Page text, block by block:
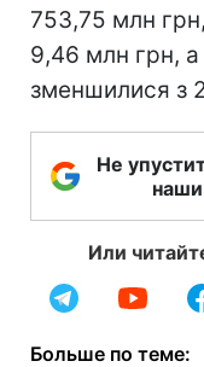
753,75 млн
9,46 млн грн, а
зменшилися з
Не
Или
Больше по теме: